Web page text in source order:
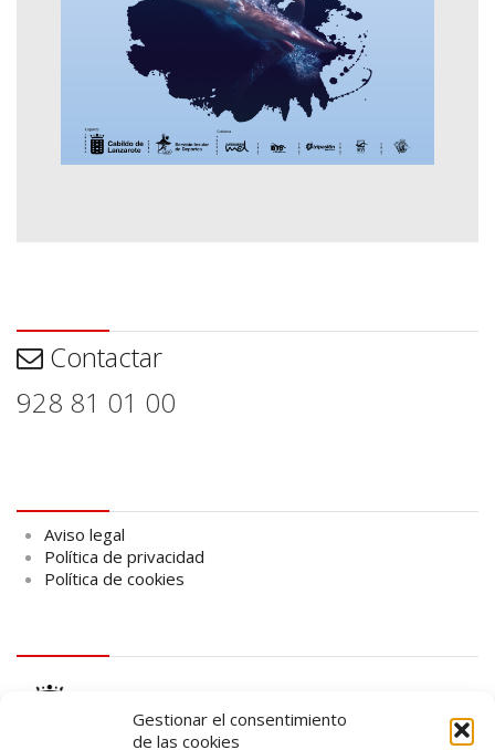
Gestionar el consentimiento
de las cookies
Contactar
928 81 01 00
Aviso legal
Política de privacidad
Política de cookies